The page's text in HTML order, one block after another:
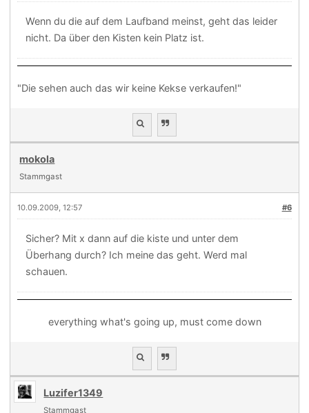
Wenn du die auf dem Laufband meinst, geht das leider
nicht. Da über den Kisten kein Platz ist.
"Die sehen auch das wir keine Kekse verkaufen!"
mokola
Stammgast
#6
10.09.2009, 12:57
Sicher? Mit x dann auf die kiste und unter dem
Überhang durch? Ich meine das geht. Werd mal
schauen.
everything what's going up, must come down
Luzifer1349
Stammgast